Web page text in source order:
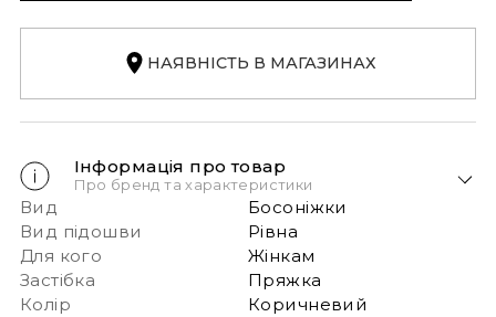
НАЯВНІСТЬ В МАГАЗИНАХ
Інформація про товар
Про бренд та характеристики
Вид
Босоніжки
Вид підошви
Рівна
Для кого
Жінкам
Застібка
Пряжка
Колір
Коричневий